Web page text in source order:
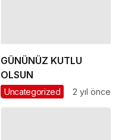
GÜNÜNÜZ KUTLU
OLSUN
Uncategorized 2 yıl önce